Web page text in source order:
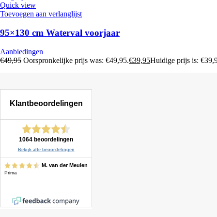
Quick view
Toevoegen aan verlanglijst
95×130 cm Waterval voorjaar
Aanbiedingen
€49,95 Oorspronkelijke prijs was: €49,95.€39,95Huidige prijs is: